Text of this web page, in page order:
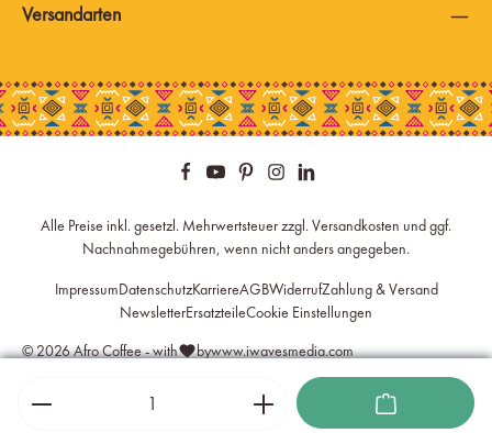
Produkt Anzahl: Gib den gewünschten Wert ein oder
Versandarten
Alle Preise inkl. gesetzl. Mehrwertsteuer zzgl. Versandkosten und ggf.
Nachnahmegebühren, wenn nicht anders angegeben.
© 2026 Afro Coffee - with bywww.iwavesmedia.com
ImpressumDatenschutzKarriereAGBWiderrufZahlung & Versand
NewsletterErsatzteileCookie Einstellungen